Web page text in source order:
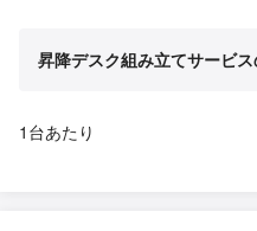
昇降デスク組み立てサービ
1台あたり